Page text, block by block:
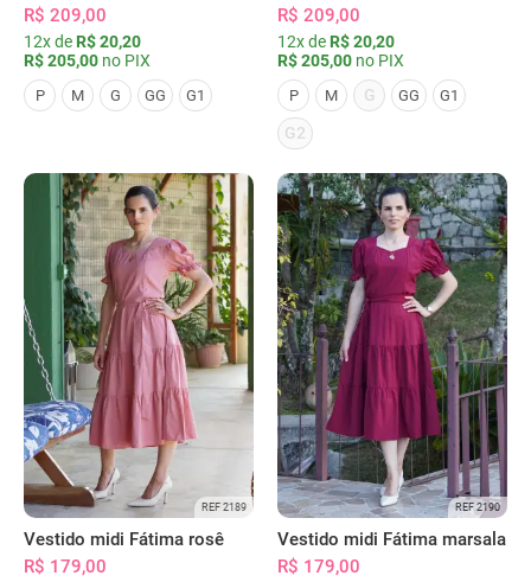
R$ 209,00
12x de R$ 20,20
R$ 205,00 no PIX
P M G GG G1
R$ 209,00
12x de R$ 20,20
R$ 205,00 no PIX
P M G GG G1
G2
REF 2189
Vestido midi Fátima rosê
R$ 179,00
REF 2190
Vestido midi Fátima marsala
R$ 179,00